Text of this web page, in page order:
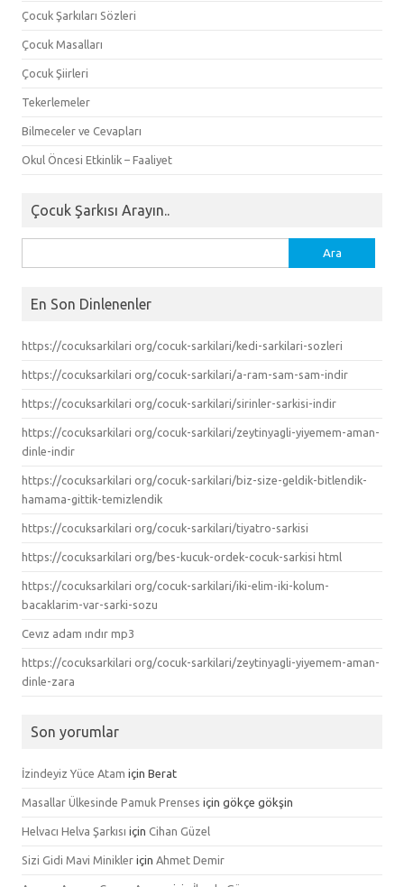
Çocuk Şarkıları Sözleri
Çocuk Masalları
Çocuk Şiirleri
Tekerlemeler
Bilmeceler ve Cevapları
Okul Öncesi Etkinlik – Faaliyet
Çocuk Şarkısı Arayın..
En Son Dinlenenler
https://cocuksarkilari org/cocuk-sarkilari/kedi-sarkilari-sozleri
https://cocuksarkilari org/cocuk-sarkilari/a-ram-sam-sam-indir
https://cocuksarkilari org/cocuk-sarkilari/sirinler-sarkisi-indir
https://cocuksarkilari org/cocuk-sarkilari/zeytinyagli-yiyemem-aman-
dinle-indir
https://cocuksarkilari org/cocuk-sarkilari/biz-size-geldik-bitlendik-
hamama-gittik-temizlendik
https://cocuksarkilari org/cocuk-sarkilari/tiyatro-sarkisi
https://cocuksarkilari org/bes-kucuk-ordek-cocuk-sarkisi html
https://cocuksarkilari org/cocuk-sarkilari/iki-elim-iki-kolum-
bacaklarim-var-sarki-sozu
Cevız adam ındır mp3
https://cocuksarkilari org/cocuk-sarkilari/zeytinyagli-yiyemem-aman-
dinle-zara
Son yorumlar
İzindeyiz Yüce Atam için Berat
Masallar Ülkesinde Pamuk Prenses için gökçe gökşin
Helvacı Helva Şarkısı için Cihan Güzel
Sizi Gidi Mavi Minikler için Ahmet Demir